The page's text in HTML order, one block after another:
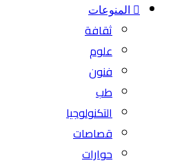
المنوعات
ثقافة
علوم
فنون
طب
التكنولوجيا
قصاصات
حوارات